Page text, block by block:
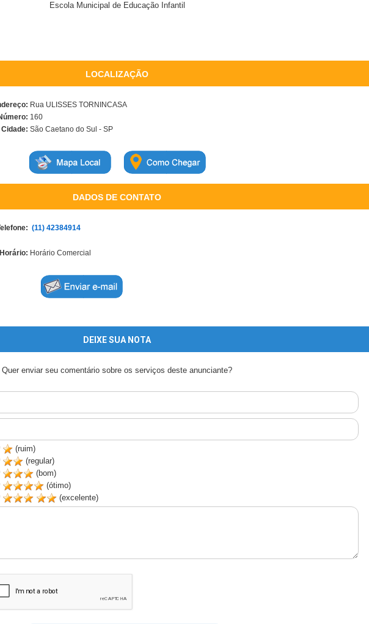
Escola Municipal de Educação Infantil
LOCALIZAÇÃO
Rua ULISSES TORNINCASA
160
Cidade: São Caetano do Sul - SP
DADOS DE CONTATO
(11) 42384914
Horário: Horário Comercial
DEIXE SUA NOTA
Quer enviar seu comentário sobre os serviços deste anunciante?
(ruim)
(regular)
(bom)
(ótimo)
(excelente)